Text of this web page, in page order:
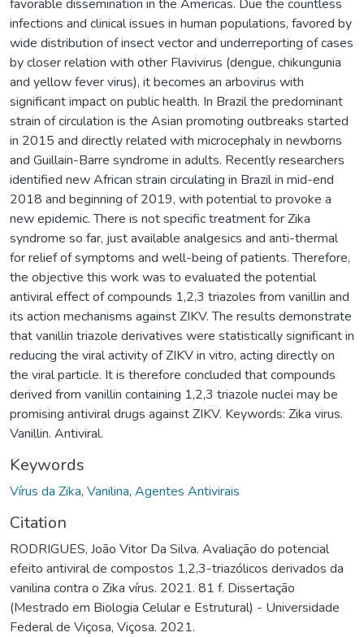
favorable dissemination in the Americas. Due the countless
infections and clinical issues in human populations, favored by
wide distribution of insect vector and underreporting of cases
by closer relation with other Flavivirus (dengue, chikungunia
and yellow fever virus), it becomes an arbovirus with
significant impact on public health. In Brazil the predominant
strain of circulation is the Asian promoting outbreaks started
in 2015 and directly related with microcephaly in newborns
and Guillain-Barre syndrome in adults. Recently researchers
identified new African strain circulating in Brazil in mid-end
2018 and beginning of 2019, with potential to provoke a
new epidemic. There is not specific treatment for Zika
syndrome so far, just available analgesics and anti-thermal
for relief of symptoms and well-being of patients. Therefore,
the objective this work was to evaluated the potential
antiviral effect of compounds 1,2,3 triazoles from vanillin and
its action mechanisms against ZIKV. The results demonstrate
that vanillin triazole derivatives were statistically significant in
reducing the viral activity of ZIKV in vitro, acting directly on
the viral particle. It is therefore concluded that compounds
derived from vanillin containing 1,2,3 triazole nuclei may be
promising antiviral drugs against ZIKV. Keywords: Zika virus.
Vanillin. Antiviral.
Keywords
Vírus da Zika, Vanilina, Agentes Antivirais
Citation
RODRIGUES, João Vitor Da Silva. Avaliação do potencial
efeito antiviral de compostos 1,2,3-triazólicos derivados da
vanilina contra o Zika vírus. 2021. 81 f. Dissertação
(Mestrado em Biologia Celular e Estrutural) - Universidade
Federal de Viçosa, Viçosa. 2021.